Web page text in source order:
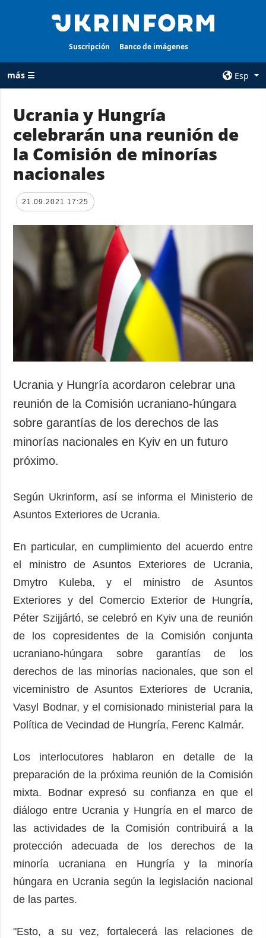
Suscripción Banco de imágenes
más ☰
Esp
TODAS LAS
CATEGORÍAS
Guerra
Reconstrucción
de Ucrania
Política
Defensa
Sociedad y
Cultura
Desastres y
emergencias
AGENCIA
sobre la agencia
Política de
privacidad y
protección de
datos personales
ADICIONAL
Podcasts
Publicaciones
Entrevistas
Fotos
Releases
SERVICIOS
Suscripción
Banco de
imágenes
Ucrania y Hungría
celebrarán una reunión de
la Comisión de minorías
nacionales
21.09.2021 17:25
Ucrania y Hungría acordaron celebrar una
reunión de la Comisión ucraniano-húngara
sobre garantías de los derechos de las
minorías nacionales en Kyiv en un futuro
próximo.
Según Ukrinform, así se informa el Ministerio de
Asuntos Exteriores de Ucrania.
En particular, en cumplimiento del acuerdo entre
el ministro de Asuntos Exteriores de Ucrania,
Dmytro Kuleba, y el ministro de Asuntos
Exteriores y del Comercio Exterior de Hungría,
Péter Szijjártó, se celebró en Kyiv una de reunión
de los copresidentes de la Comisión conjunta
ucraniano-húngara sobre garantías de los
derechos de las minorías nacionales, que son el
viceministro de Asuntos Exteriores de Ucrania,
Vasyl Bodnar, y el comisionado ministerial para la
Política de Vecindad de Hungría, Ferenc Kalmár.
Los interlocutores hablaron en detalle de la
preparación de la próxima reunión de la Comisión
mixta. Bodnar expresó su confianza en que el
diálogo entre Ucrania y Hungría en el marco de
las actividades de la Comisión contribuirá a la
protección adecuada de los derechos de la
minoría ucraniana en Hungría y la minoría
húngara en Ucrania según la legislación nacional
de las partes.
"Esto, a su vez, fortalecerá las relaciones de